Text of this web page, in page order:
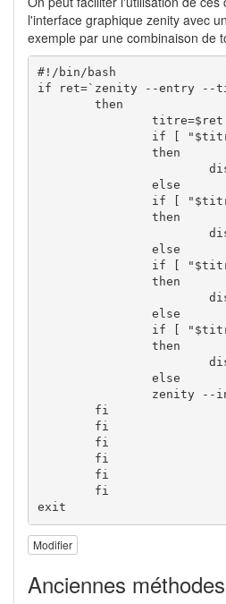
l'interface graphique zenity avec
exemple par une combinaison de
#!/bin/bash
if ret=`zenity --entry --
exit
Modifier
Anciennes méthodes